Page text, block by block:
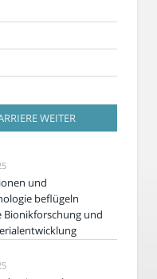
WEITER
und
beflügeln
und